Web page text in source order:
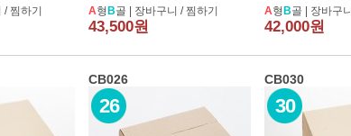
/찜하기 A형 B골 | 장바구니 /찜하기
43,500원
A형 B골 | 장바구니
42,000원
CB026
26
CB030
30